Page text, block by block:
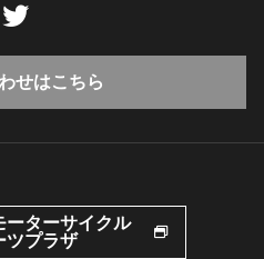
せはこちら
ーターサイクル
ツプラザ